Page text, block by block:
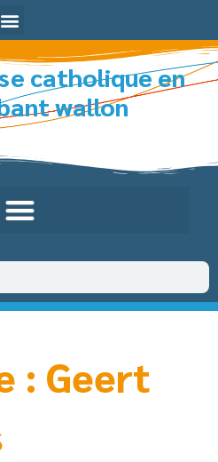
catholique en
wallon
: Geert